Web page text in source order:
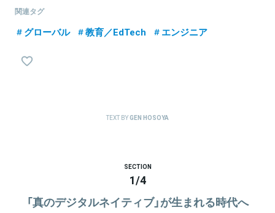
ウォッチ。仮想通貨、ドローン、金融工学、機械学習など実践を通
関連タグ
グローバル 教育／EdTech エンジニア
TEXT BYGEN HOSOYA
SECTION
1/4
「真のデジタルネイティブ」が生まれる時代へ